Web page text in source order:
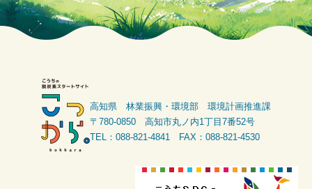
高知県 林業振興・環境部 環境計画推進課
〒780-0850 高知市丸ノ内1丁目7番52号
TEL：088-821-4841 FAX：088-821-4530